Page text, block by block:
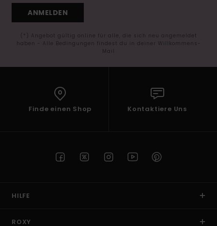
ANMELDEN
(*) Angebot gültig online für alle, die sich neu angemeldet
haben - Alle Bedingungen findest du in deiner Willkommens-
Mail
Finde einen Shop Kontaktiere Uns
HILFE
ROXY